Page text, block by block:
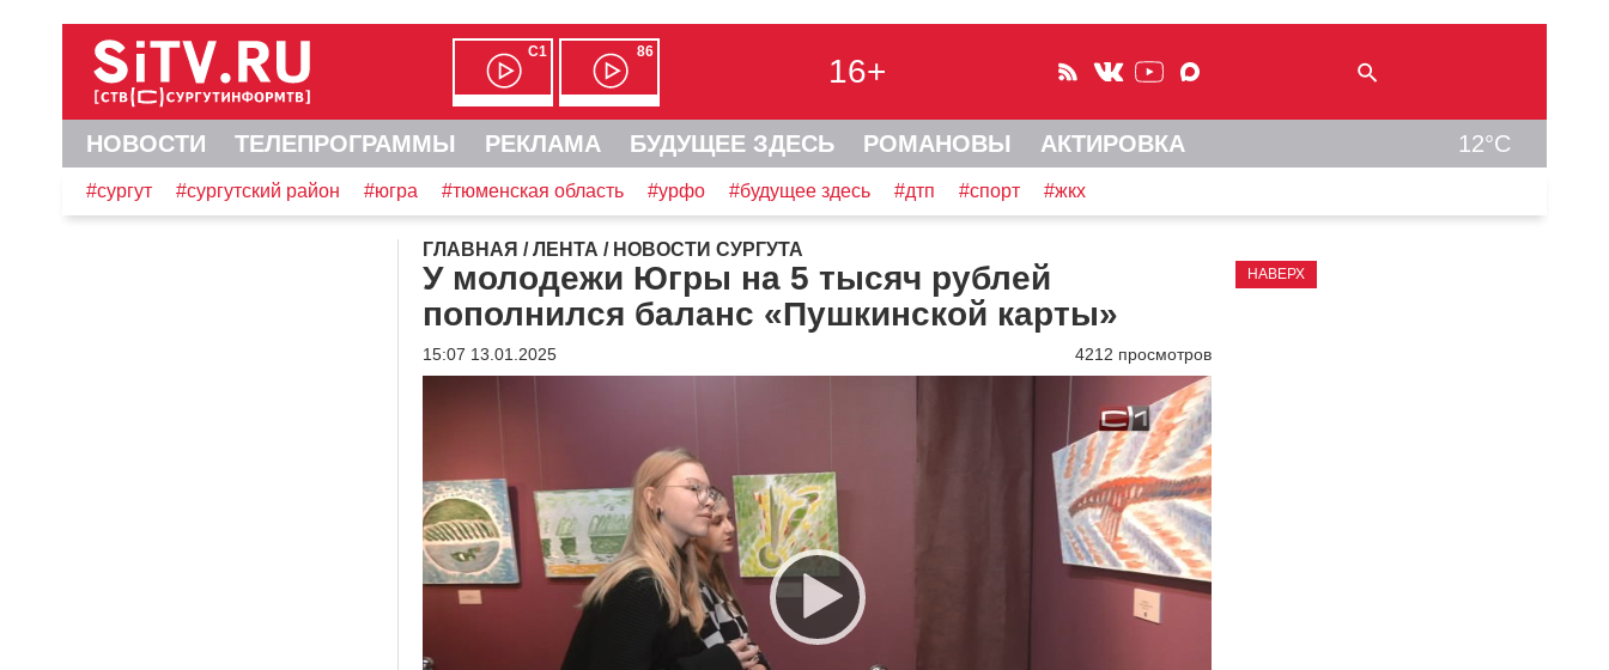
С1 86
16+
НОВОСТИ ТЕЛЕПРОГРАММЫ РЕКЛАМА БУДУЩЕЕ ЗДЕСЬ РОМАНОВЫ АКТИРОВКА 12°C
#сургут #сургутский район #югра #тюменская область #урфо #будущее здесь #дтп #спорт #жкх
ГЛАВНАЯ /ЛЕНТА / НОВОСТИ СУРГУТА
У молодежи Югры на 5 тысяч рублей
пополнился баланс «Пушкинской карты»
15:07 13.01.2025 4212 просмотров
НАВЕРХ